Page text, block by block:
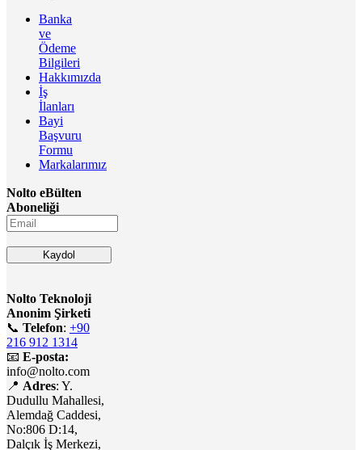
Banka
ve
Ödeme
Bilgileri
Hakkımızda
İş
İlanları
Bayi
Başvuru
Formu
Markalarımız
Nolto eBülten
Aboneliği
Nolto Teknoloji
Anonim Şirketi
📞 Telefon: +90
216 912 1314
📧 E-posta:
info@nolto.com
📍 Adres: Y.
Dudullu Mahallesi,
Alemdağ Caddesi,
No:806 D:14,
Dalçık İş Merkezi,